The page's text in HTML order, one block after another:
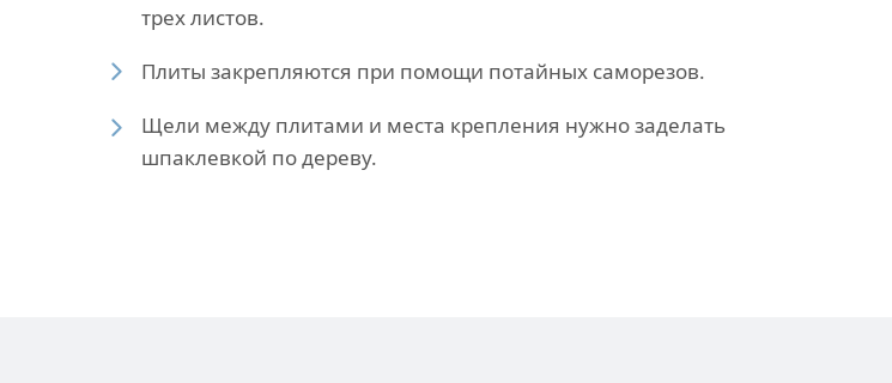
трех листов.
Плиты закрепляются при помощи потайных саморезов.
Щели между плитами и места крепления нужно заделать
шпаклевкой по дереву.